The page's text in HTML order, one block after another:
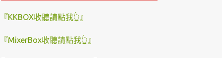
『KKBOX收聽請點我👆』
『MixerBox收聽請點我👆』